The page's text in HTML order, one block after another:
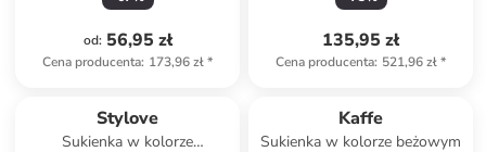
od: 56,95 zł
Cena producenta: 173,96 zł*
135,95 zł
Cena producenta: 521,96 zł*
Stylove
Sukienka w kolorze
Kaffe
Sukienka w kolorze beżowym